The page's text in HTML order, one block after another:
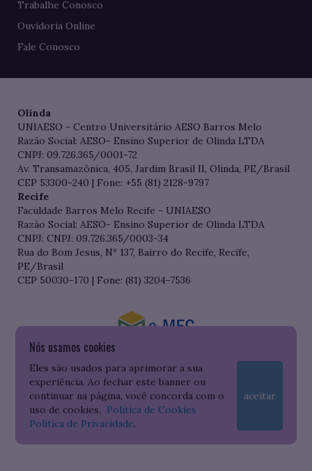
Nós usamos cookies
Eles são usados para aprimorar a sua
experiência. Ao fechar este banner ou
continuar na página, você concorda com o
uso de cookies. Política de Cookies
Política de Privacidade.
aceitar
Trabalhe Conosco
Ouvidoria Online
Fale Conosco
Olinda
UNIAESO - Centro Universitário AESO Barros Melo
Razão Social: AESO- Ensino Superior de Olinda LTDA
CNPJ: 09.726.365/0001-72
Av. Transamazônica, 405, Jardim Brasil II, Olinda, PE/Brasil
CEP 53300-240 | Fone: +55 (81) 2128-9797
Recife
Faculdade Barros Melo Recife - UNIAESO
Razão Social: AESO- Ensino Superior de Olinda LTDA
CNPJ: CNPJ: 09.726.365/0003-34
Rua do Bom Jesus, Nº 137, Bairro do Recife, Recife,
PE/Brasil
CEP 50030-170 | Fone: (81) 3204-7536
Consulte o cadastro da Instituição no Sistema do e-MEC